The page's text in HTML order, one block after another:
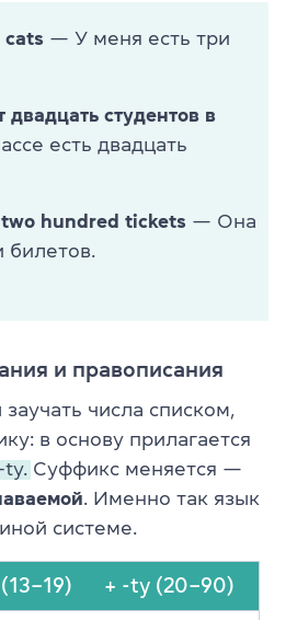
cats — У меня есть три
студентов в
есть двадцать
hundred tickets — Она
билетов.
и правописания
числа списком,
в основу прилагается
-ty. Суффикс меняется —
. Именно так язык
системе.
+ -ty (20–90)